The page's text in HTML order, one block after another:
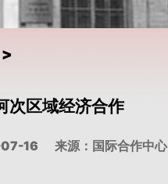
次区域经济合作
16 来源：国际合作中心